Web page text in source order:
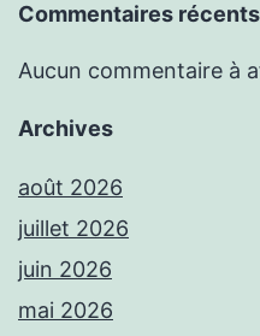
Commentaires récents
Aucun commentaire à
Archives
août 2026
juillet 2026
juin 2026
mai 2026